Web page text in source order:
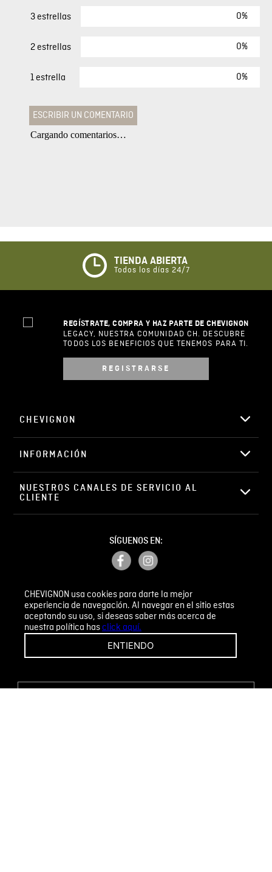
CHEVIGNON usa cookies para darte la mejor
experiencia de navegación. Al navegar en el sitio estas
aceptando su uso, si deseas saber más acerca de
nuestra política hasclick aquí.
ENTIENDO
3 estrellas 0%
2 estrellas 0%
1 estrella 0%
ESCRIBIR UN COMENTARIO
Califique el producto de 1 a 5 estrellas
★☆ ☆
Su nombre
Correo electrónico
ENVIAR COMENTARIO
Cargando comentarios…
TIENDA ABIERTA
Todos los días 24/7
REGÍSTRATE, COMPRA Y HAZ PARTE DE CHEVIGNON
LEGACY, NUESTRA COMUNIDAD CH. DESCUBRE
TODOS LOS BENEFICIOS QUE TENEMOS PARA TI.
REGISTRARSE
CHEVIGNON
INFORMACIÓN
NUESTROS CANALES DE SERVICIO AL
CLIENTE
SÍGUENOS EN:
PETICIONES, QUEJAS Y RECLAMOS
¡CAMBIOS Y DEVOLUCIONES FÁCILES!